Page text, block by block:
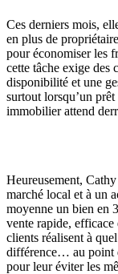
Ces derniers mois,
en plus de
pour économiser les
cette tâche exige des
disponibilité et une
surtout lorsqu’un
immobilier attend
Heureusement,
marché local et à un
moyenne un bien en
vente rapide, efficace
clients réalisent à
différence… au point
pour leur éviter les